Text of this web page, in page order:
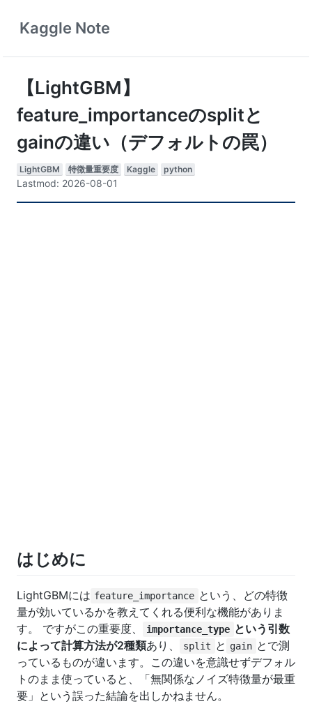
Kaggle Note
【LightGBM】
feature_importanceのsplitと
gainの違い（デフォルトの罠）
LightGBM 特徴量重要度 Kaggle python
Lastmod: 2026-08-01
はじめに
LightGBMには feature_importance という、どの特徴
量が効いているかを教えてくれる便利な機能がありま
す。 ですがこの重要度、
importance_type という引数
によって計算方法が2種類あり、 split と gain とで測
っているものが違います。この違いを意識せずデフォル
トのまま使っていると、「無関係なノイズ特徴量が最重
要」という誤った結論を出しかねません。